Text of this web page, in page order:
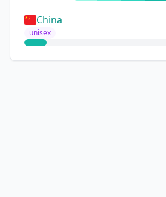
China
unisex